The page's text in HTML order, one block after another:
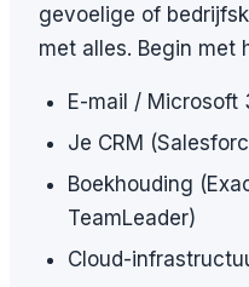
gevoelige of
met alles. Begin met
E-mail / Microsoft
Je CRM
Boekhouding
TeamLeader)
Cloud-